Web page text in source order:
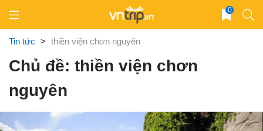
content
0
Tin tức > thiền viện chơn nguyên
Chủ đề: thiền viện chơn
nguyên